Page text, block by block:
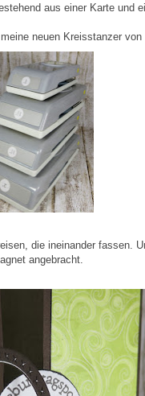
aus einer Karte und
neuen Kreisstanzer
die ineinander fassen.
angebracht.